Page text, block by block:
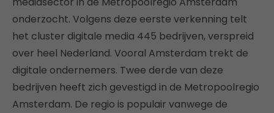
onderzocht. Volgens deze eerste verkenning telt
het cluster digitale media 445 bedrijven, verspreid
over heel Nederland. Vooral Amsterdam trekt de
digitale ondernemers. Twee derde van deze
bedrijven heeft zich gevestigd in de Metropoolregio
Amsterdam. De regio is populair vanwege de